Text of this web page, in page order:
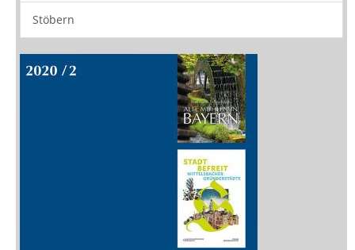
Buchtipps
Rezensionen